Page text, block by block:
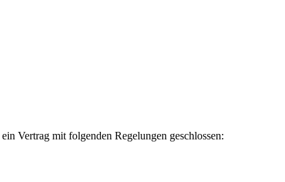
Vertrag mit folgenden Regelungen geschlossen: